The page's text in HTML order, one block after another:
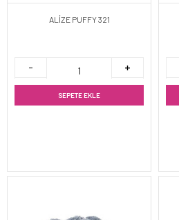
ALİZE PUFFY 321
SEPETE EKLE